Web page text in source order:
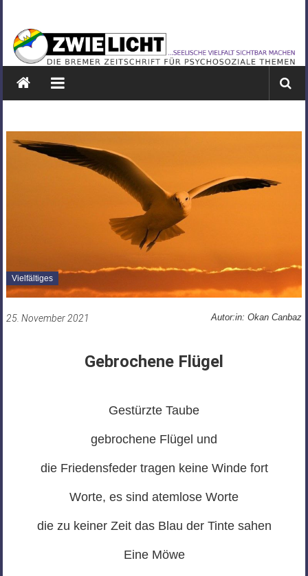
springen
ZWIELICHT
BREMEN
DIE
PSYCHOSOZIALE
THEMEN
Vielfältiges
25. November 2021 Autor:in: Okan Canbaz
Gebrochene Flügel
Gestürzte Taube
gebrochene Flügel und
die Friedensfeder tragen keine Winde fort
Worte, es sind atemlose Worte
die zu keiner Zeit das Blau der Tinte sahen
Eine Möwe